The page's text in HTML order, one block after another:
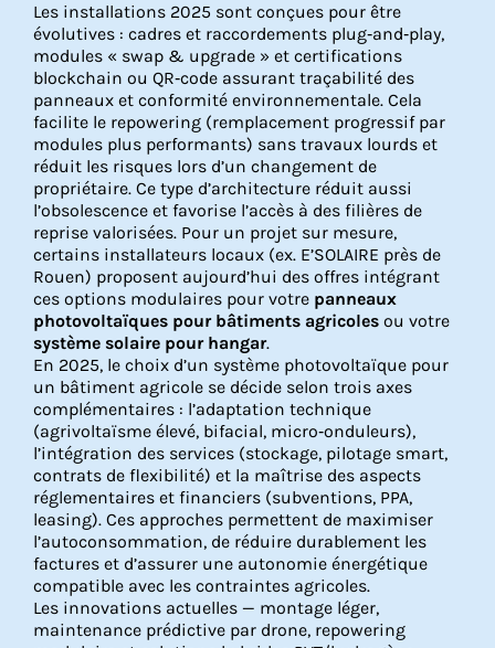
Les installations 2025 sont conçues pour être
évolutives : cadres et raccordements plug‑and‑play,
modules « swap & upgrade » et certifications
blockchain ou QR‑code assurant traçabilité des
panneaux et conformité environnementale. Cela
facilite le repowering (remplacement progressif par
modules plus performants) sans travaux lourds et
réduit les risques lors d’un changement de
propriétaire. Ce type d’architecture réduit aussi
l’obsolescence et favorise l’accès à des filières de
reprise valorisées. Pour un projet sur mesure,
certains installateurs locaux (ex. E’SOLAIRE près de
Rouen) proposent aujourd’hui des offres intégrant
ces options modulaires pour votre panneaux
photovoltaïques pour bâtiments agricoles ou votre
système solaire pour hangar.
En 2025, le choix d’un système photovoltaïque pour
un bâtiment agricole se décide selon trois axes
complémentaires : l’adaptation technique
(agrivoltaïsme élevé, bifacial, micro‑onduleurs),
l’intégration des services (stockage, pilotage smart,
contrats de flexibilité) et la maîtrise des aspects
réglementaires et financiers (subventions, PPA,
leasing). Ces approches permettent de maximiser
l’autoconsommation, de réduire durablement les
factures et d’assurer une autonomie énergétique
compatible avec les contraintes agricoles.
Les innovations actuelles — montage léger,
maintenance prédictive par drone, repowering